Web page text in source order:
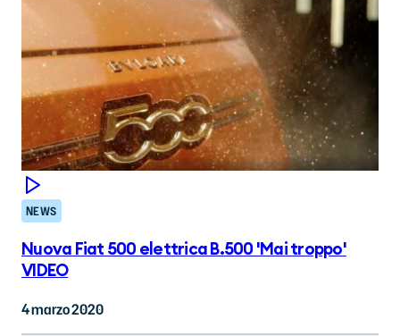
NEWS
Nuova Fiat 500 elettrica B.500 'Mai troppo'
VIDEO
4 marzo 2020